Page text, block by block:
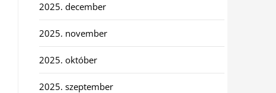
2025. december
2025. november
2025. október
2025. szeptember